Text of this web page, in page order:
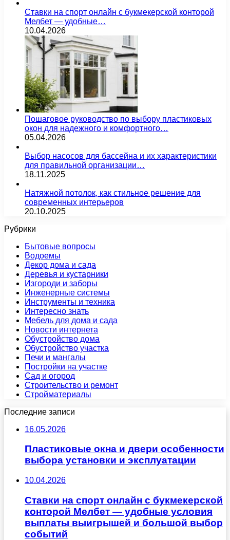
Ставки на спорт онлайн с букмекерской конторой
Мелбет — удобные…
10.04.2026
Пошаговое руководство по выбору пластиковых
окон для надежного и комфортного…
05.04.2026
Выбор насосов для бассейна и их характеристики
для правильной организации…
18.11.2025
Натяжной потолок, как стильное решение для
современных интерьеров
20.10.2025
Рубрики
Бытовые вопросы
Водоемы
Декор дома и сада
Деревья и кустарники
Изгороди и заборы
Инженерные системы
Инструменты и техника
Интересно знать
Мебель для дома и сада
Новости интернета
Обустройство дома
Обустройство участка
Печи и мангалы
Постройки на участке
Сад и огород
Строительство и ремонт
Стройматериалы
Последние записи
16.05.2026
Пластиковые окна и двери особенности
выбора установки и эксплуатации
10.04.2026
Ставки на спорт онлайн с букмекерской
конторой Мелбет — удобные условия
выплаты выигрышей и большой выбор
событий